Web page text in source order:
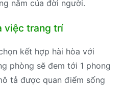
năm của đời người.
việc trang trí
kết hợp hài hòa với
phòng sẽ đem tới 1 phong
tả được quan điểm sống